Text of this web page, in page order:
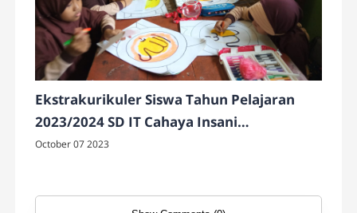
Ekstrakurikuler Siswa Tahun Pelajaran
2023/2024 SD IT Cahaya Insani
Temanggung
October 07 2023